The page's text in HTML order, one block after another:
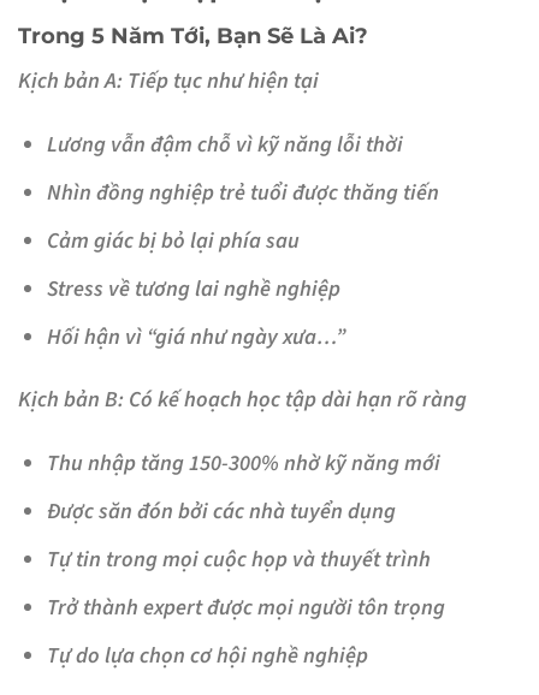
Trong 5 Năm Tới, Bạn Sẽ Là Ai?
Kịch bản A: Tiếp tục như hiện tại
Lương vẫn đậm chỗ vì kỹ năng lỗi thời
Nhìn đồng nghiệp trẻ tuổi được thăng tiến
Cảm giác bị bỏ lại phía sau
Stress về tương lai nghề nghiệp
Hối hận vì “giá như ngày xưa…”
Kịch bản B: Có kế hoạch học tập dài hạn rõ ràng
Thu nhập tăng 150-300% nhờ kỹ năng mới
Được săn đón bởi các nhà tuyển dụng
Tự tin trong mọi cuộc họp và thuyết trình
Trở thành expert được mọi người tôn trọng
Tự do lựa chọn cơ hội nghề nghiệp